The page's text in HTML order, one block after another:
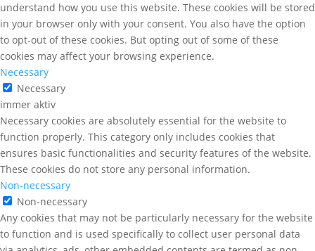
understand how you use this website. These cookies will be stored
in your browser only with your consent. You also have the option
to opt-out of these cookies. But opting out of some of these
cookies may affect your browsing experience.
Necessary
Necessary
immer aktiv
Necessary cookies are absolutely essential for the website to
function properly. This category only includes cookies that
ensures basic functionalities and security features of the website.
These cookies do not store any personal information.
Non-necessary
Non-necessary
Any cookies that may not be particularly necessary for the website
to function and is used specifically to collect user personal data